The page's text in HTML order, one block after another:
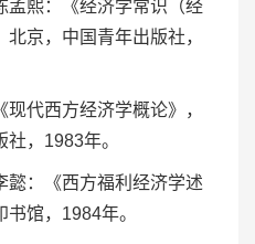
孟熙：《经济学常识（经
京， 中国青年出版社，
现代西方经济学概论》，
，1983年。
懿：《西方福利经济学述
馆，1984年。